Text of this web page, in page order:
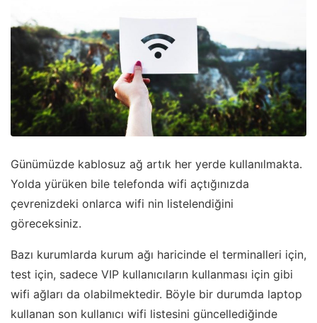
Günümüzde kablosuz ağ artık her yerde kullanılmakta.
Yolda yürüken bile telefonda wifi açtığınızda
çevrenizdeki onlarca wifi nin listelendiğini
göreceksiniz.
Bazı kurumlarda kurum ağı haricinde el terminalleri için,
test için, sadece VIP kullanıcıların kullanması için gibi
wifi ağları da olabilmektedir. Böyle bir durumda laptop
kullanan son kullanıcı wifi listesini güncellediğinde